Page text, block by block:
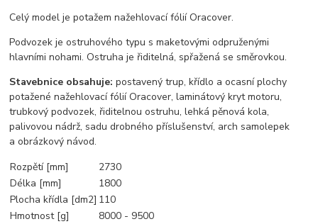
Celý model je potažem nažehlovací fólií Oracover.
Podvozek je ostruhového typu s maketovými odpruženými
hlavními nohami. Ostruha je řiditelná, spřažená se směrovkou.
Stavebnice obsahuje: postavený trup, křídlo a ocasní plochy
potažené nažehlovací fólií Oracover, laminátový kryt motoru,
trubkový podvozek, řiditelnou ostruhu, lehká pěnová kola,
palivovou nádrž, sadu drobného příslušenství, arch samolepek
a obrázkový návod.
Rozpětí [mm]
2730
Délka [mm]
1800
Plocha křídla [dm2] 110
Hmotnost [g]
8000 - 9500